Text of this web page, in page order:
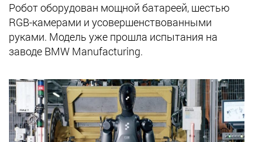
Робот оборудован мощной батареей, шестью
RGB-камерами и усовершенствованными
руками. Модель уже прошла испытания на
заводе BMW Manufacturing.